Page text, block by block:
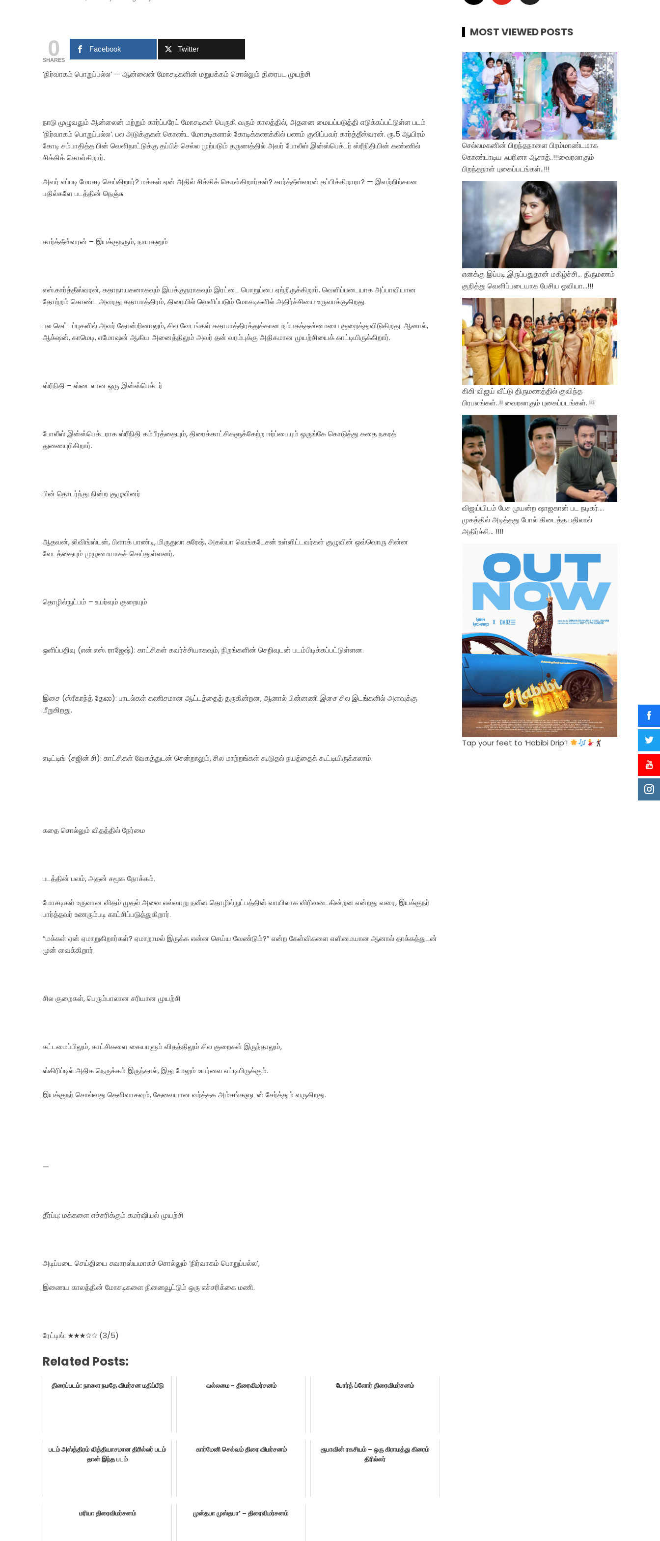
0
SHARES
Facebook Twitter
‘நிர்வாகம் பொறுப்பல்ல’ — ஆன்லைன் மோசடிகளின் மறுபக்கம் சொல்லும் திரைபட முயற்சி
நாடு முழுவதும் ஆன்லைன் மற்றும் கார்ப்பரேட் மோசடிகள் பெருகி வரும் காலத்தில், அதனை மையப்படுத்தி எடுக்கப்பட்டுள்ள படம்
‘நிர்வாகம் பொறுப்பல்ல’. பல அடுக்குகள் கொண்ட மோசடிகளால் கோடிக்கணக்கில் பணம் குவிப்பவர் கார்த்தீஸ்வரன். ரூ.5 ஆயிரம்
கோடி சம்பாதித்த பின் வெளிநாட்டுக்கு தப்பிச் செல்ல முற்படும் தருணத்தில் அவர் போலீஸ் இன்ஸ்பெக்டர் ஸ்ரீநிதியின் கண்ணில்
சிக்கிக் கொள்கிறார்.
அவர் எப்படி மோசடி செய்கிறார்? மக்கள் ஏன் அதில் சிக்கிக் கொள்கிறார்கள்? கார்த்தீஸ்வரன் தப்பிக்கிறாரா? — இவற்றிற்கான
பதில்களே படத்தின் நெஞ்சு.
கார்த்தீஸ்வரன் – இயக்குநரும், நாயகனும்
எஸ்.கார்த்தீஸ்வரன், கதாநாயகனாகவும் இயக்குநராகவும் இரட்டை பொறுப்பை ஏற்றிருக்கிறார். வெளிப்படையாக அப்பாவியான
தோற்றம் கொண்ட அவரது கதாபாத்திரம், திரையில் வெளிப்படும் மோசடிகளில் அதிர்ச்சியை உருவாக்குகிறது.
பல கெட்டப்புகளில் அவர் தோன்றினாலும், சில வேடங்கள் கதாபாத்திரத்துக்கான நம்பகத்தன்மையை குறைத்துவிடுகிறது. ஆனால்,
ஆக்‌ஷன், காமெடி, எமோஷன் ஆகிய அனைத்திலும் அவர் தன் வரம்புக்கு அதிகமான முயற்சியைக் காட்டியிருக்கிறார்.
ஸ்ரீநிதி – ஸ்டைலான ஒரு இன்ஸ்பெக்டர்
போலீஸ் இன்ஸ்பெக்டராக ஸ்ரீநிதி கம்பீரத்தையும், திரைக்காட்சிகளுக்கேற்ற ஈர்ப்பையும் ஒருங்கே கொடுத்து கதை நகரத்
துணைபுரிகிறார்.
பின் தொடர்ந்து நின்ற குழுவினர்
ஆதவன், லிவிங்ஸ்டன், பிளாக் பாண்டி, மிருதுலா சுரேஷ், அகல்யா வெங்கடேசன் உள்ளிட்டவர்கள் குழுவின் ஒவ்வொரு சின்ன
வேடத்தையும் முழுமையாகச் செய்துள்ளனர்.
தொழில்நுட்பம் – உயர்வும் குறையும்
ஒளிப்பதிவு (என்‌.எஸ். ராஜேஷ்): காட்சிகள் கவர்ச்சியாகவும், நிறங்களின் செறிவுடன் படம்பிடிக்கப்பட்டுள்ளன.
இசை (ஸ்ரீகாந்த் தேವಾ): பாடல்கள் கணிசமான ஆட்டத்தைத் தருகின்றன, ஆனால் பின்னணி இசை சில இடங்களில் அளவுக்கு
மீறுகிறது.
எடிட்டிங் (சஜின்.சி): காட்சிகள் வேகத்துடன் சென்றாலும், சில மாற்றங்கள் கூடுதல் நயத்தைக் கூட்டியிருக்கலாம்.
கதை சொல்லும் விதத்தில் நேர்மை
படத்தின் பலம், அதன் சமூக நோக்கம்.
மோசடிகள் உருவான விதம் முதல் அவை எவ்வாறு நவீன தொழில்நுட்பத்தின் வாயிலாக விரிவடைகின்றன என்றது வரை, இயக்குநர்
பார்த்தவர் உணரும்படி காட்சிப்படுத்துகிறார்.
“மக்கள் ஏன் ஏமாறுகிறார்கள்? ஏமாறாமல் இருக்க என்ன செய்ய வேண்டும்?” என்ற கேள்விகளை எளிமையான ஆனால் தாக்கத்துடன்
முன் வைக்கிறார்.
சில குறைகள், பெரும்பாலான சரியான முயற்சி
கட்டமைப்பிலும், காட்சிகளை கையாளும் விதத்திலும் சில குறைகள் இருந்தாலும்,
ஸ்கிரிப்டில் அதிக நெருக்கம் இருந்தால், இது மேலும் உயர்வை எட்டியிருக்கும்.
இயக்குநர் சொல்வது தெளிவாகவும், தேவையான வர்த்தக அம்சங்களுடன் சேர்த்தும் வருகிறது.
—
தீர்ப்பு: மக்களை எச்சரிக்கும் கமர்ஷியல் முயற்சி
அடிப்படை செய்தியை சுவாரஸ்யமாகச் சொல்லும் ‘நிர்வாகம் பொறுப்பல்ல’,
இணைய காலத்தின் மோசடிகளை நினைவூட்டும் ஒரு எச்சரிக்கை மணி.
ரேட்டிங்: ★★★☆☆ (3/5)
Related Posts:
திரைப்படம்: நாளை நமதே விமர்சன மதிப்பீடு வல்லமை - திரைவிமர்சனம் போர்த் ப்ளோர் திரைவிமர்சனம்
படம் அஸ்த்திரம் வித்தியாசமான திரில்லர் படம்
தான் இந்த படம்
கார்மேனி செல்வம் திரை விமர்சனம்
ரூபாவின் ரகசியம் – ஒரு கிராமத்து கிரைம்
திரில்லர்
மரியா திரைவிமர்சனம் முஸ்தபா முஸ்தபா’ – திரைவிமர்சனம்
MOST VIEWED POSTS
செல்லமகனின் பிறந்தநாளை பிரம்மாண்டமாக
கொண்டாடிய ஃபரினா ஆசாத்..!!!வைரலாகும்
பிறந்தநாள் புகைப்படங்கள்..!!!
எனக்கு இப்படி இருப்பதுதான் மகிழ்ச்சி… திருமணம்
குறித்து வெளிப்படையாக பேசிய ஓவியா…!!!
கிகி விஜய் வீட்டு திருமணத்தில் குவிந்த
பிரபலங்கள்..!! வைரலாகும் புகைப்படங்கள்..!!!
விஜய்யிடம் பேச முயன்ற ஷாஜகான் பட நடிகர்….
முகத்தில் அடித்தது போல் கிடைத்த பதிலால்
அதிர்ச்சி… !!!!
Tap your feet to ‘Habibi Drip’!